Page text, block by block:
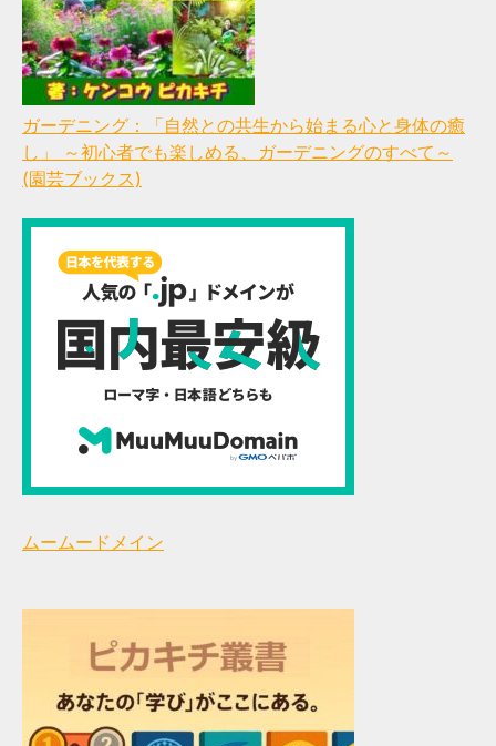
ガーデニング：「自然との共生から始まる心と身体の癒
し」 ～初心者でも楽しめる、ガーデニングのすべて～
(園芸ブックス)
ムームードメイン